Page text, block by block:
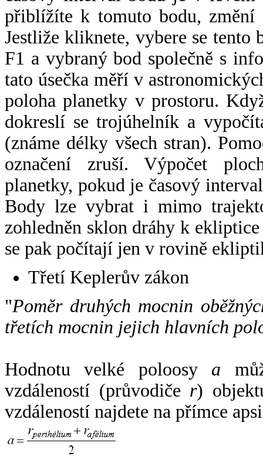
přiblížíte k tomuto bodu,
Jestliže kliknete, vybere se tento
F1 a vybraný bod společně s
tato úsečka měří v
poloha planetky v prostoru.
dokreslí se trojúhelník a
(známe délky všech stran).
označení zruší. Výpočet
planetky, pokud je časový
Body lze vybrat i mimo
zohledněn sklon dráhy k
se pak počítají jen v rovině
Třetí Keplerův zákon
"Poměr druhých mocnin
třetích mocnin jejich hlavních
Hodnotu velké poloosy a
vzdáleností (průvodiče r)
vzdáleností najdete na přímce